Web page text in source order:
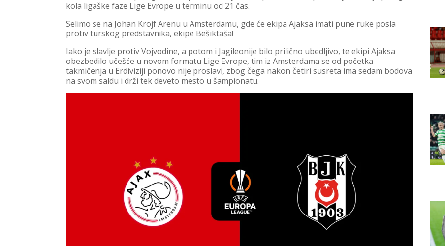
kola ligaške faze Lige Evrope u terminu od 21 čas.
Selimo se na Johan Krojf Arenu u Amsterdamu, gde će ekipa Ajaksa imati pune ruke posla
protiv turskog predstavnika, ekipe Bešiktaša!
Iako je slavlje protiv Vojvodine, a potom i Jagileonije bilo prilično ubedljivo, te ekipi Ajaksa
obezbedilo učešće u novom formatu Lige Evrope, tim iz Amsterdama se od početka
takmičenja u Erdiviziji ponovo nije proslavi, zbog čega nakon četiri susreta ima sedam bodova
na svom saldu i drži tek deveto mesto u šampionatu.